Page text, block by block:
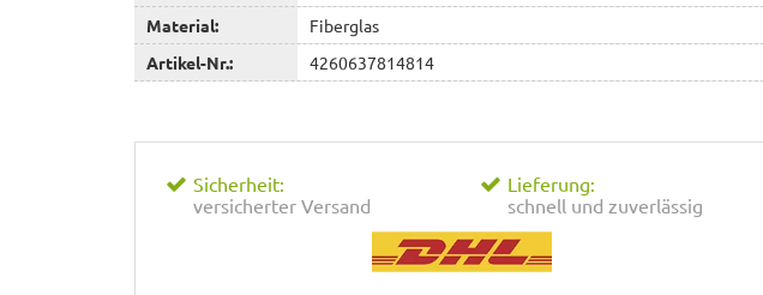
Material:
Fiberglas
Artikel-Nr.:
4260637814814
Sicherheit:
versicherter Versand
Lieferung:
schnell und zuverlässig